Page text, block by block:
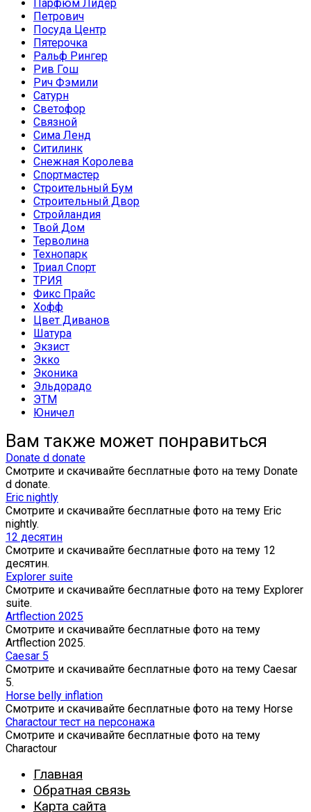
Парфюм Лидер
Петрович
Посуда Центр
Пятерочка
Ральф Рингер
Рив Гош
Рич Фэмили
Сатурн
Светофор
Связной
Сима Ленд
Ситилинк
Снежная Королева
Спортмастер
Строительный Бум
Строительный Двор
Стройландия
Твой Дом
Терволина
Технопарк
Триал Спорт
ТРИЯ
Фикс Прайс
Хофф
Цвет Диванов
Шатура
Экзист
Экко
Эконика
Эльдорадо
ЭТМ
Юничел
Вам также может понравиться
Donate d donate
Смотрите и скачивайте бесплатные фото на тему Donate
d donate.
Eric nightly
Смотрите и скачивайте бесплатные фото на тему Eric
nightly.
12 десятин
Смотрите и скачивайте бесплатные фото на тему 12
десятин.
Explorer suite
Смотрите и скачивайте бесплатные фото на тему Explorer
suite.
Artflection 2025
Смотрите и скачивайте бесплатные фото на тему
Artflection 2025.
Caesar 5
Смотрите и скачивайте бесплатные фото на тему Caesar
5.
Horse belly inflation
Смотрите и скачивайте бесплатные фото на тему Horse
Charactour тест на персонажа
Смотрите и скачивайте бесплатные фото на тему
Charactour
Главная
Обратная связь
Карта сайта